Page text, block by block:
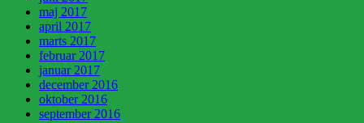
maj 2017
april 2017
marts 2017
februar 2017
januar 2017
december 2016
oktober 2016
september 2016